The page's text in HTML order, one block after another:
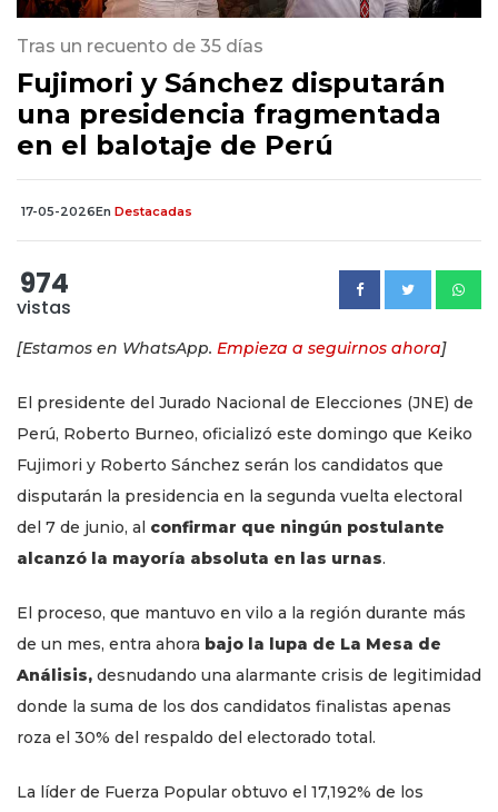
Tras un recuento de 35 días
Fujimori y Sánchez disputarán
una presidencia fragmentada
en el balotaje de Perú
17-05-2026En Destacadas
974
vistas
[Estamos en WhatsApp. Empieza a seguirnos ahora]
El presidente del Jurado Nacional de Elecciones (JNE) de
Perú, Roberto Burneo, oficializó este domingo que Keiko
Fujimori y Roberto Sánchez serán los candidatos que
disputarán la presidencia en la segunda vuelta electoral
del 7 de junio, al confirmar que ningún postulante
alcanzó la mayoría absoluta en las urnas.
El proceso, que mantuvo en vilo a la región durante más
de un mes, entra ahora bajo la lupa de La Mesa de
Análisis, desnudando una alarmante crisis de legitimidad
donde la suma de los dos candidatos finalistas apenas
roza el 30% del respaldo del electorado total.
La líder de Fuerza Popular obtuvo el 17,192% de los